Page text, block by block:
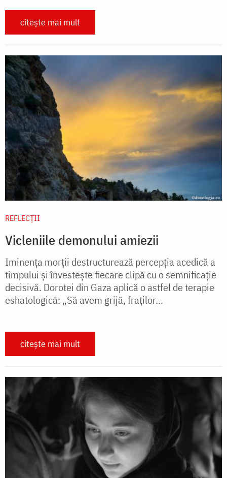
citește mai mult
REFLECȚII
Vicleniile demonului amiezii
Iminenţa morţii destructurează percepţia acedică a
timpului și învestește fiecare clipă cu o semnificaţie
decisivă. Dorotei din Gaza aplică o astfel de terapie
eshatologică: „Să avem grijă, fraţilor...
citește mai mult